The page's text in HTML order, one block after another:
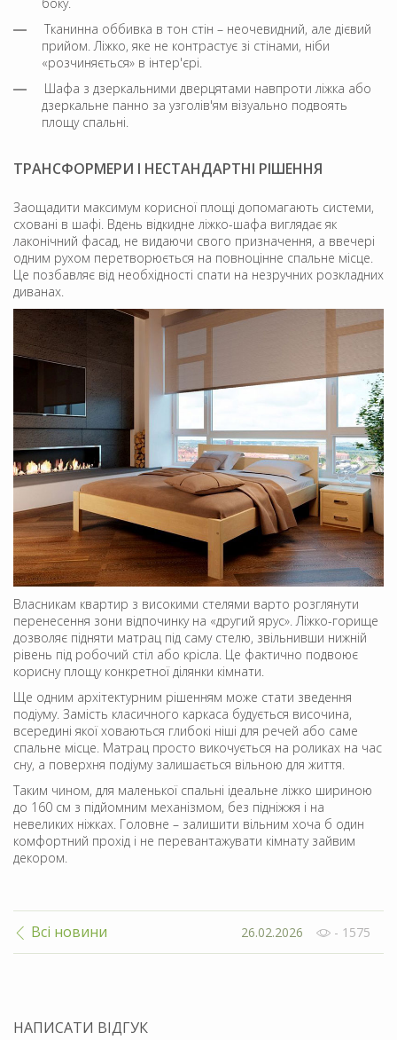
Тканинна оббивка в тон стін – неочевидний, але дієвий
прийом. Ліжко, яке не контрастує зі стінами, ніби
«розчиняється» в інтер'єрі.
Шафа з дзеркальними дверцятами навпроти ліжка або
дзеркальне панно за узголів'ям візуально подвоять
площу спальні.
ТРАНСФОРМЕРИ І НЕСТАНДАРТНІ РІШЕННЯ
Заощадити максимум корисної площі допомагають системи,
сховані в шафі. Вдень відкидне ліжко-шафа виглядає як
лаконічний фасад, не видаючи свого призначення, а ввечері
одним рухом перетворюється на повноцінне спальне місце.
Це позбавляє від необхідності спати на незручних розкладних
диванах.
Власникам квартир з високими стелями варто розглянути
перенесення зони відпочинку на «другий ярус». Ліжко-горище
дозволяє підняти матрац під саму стелю, звільнивши нижній
рівень під робочий стіл або крісла. Це фактично подвоює
корисну площу конкретної ділянки кімнати.
Ще одним архітектурним рішенням може стати зведення
подіуму. Замість класичного каркаса будується височина,
всередині якої ховаються глибокі ніші для речей або саме
спальне місце. Матрац просто викочується на роликах на час
сну, а поверхня подіуму залишається вільною для життя.
Таким чином, для маленької спальні ідеальне ліжко шириною
до 160 см з підйомним механізмом, без підніжжя і на
невеликих ніжках. Головне – залишити вільним хоча б один
комфортний прохід і не перевантажувати кімнату зайвим
декором.
Всі новини 26.02.2026 - 1575
НАПИСАТИ ВІДГУК